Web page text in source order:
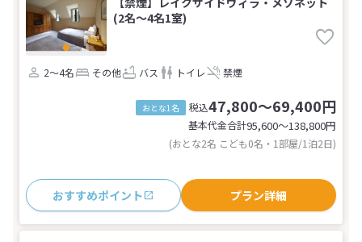
(2名～4名1室)
2～4名 その他 バス トイレ 禁煙
おとな1名 税込47,800～69,400円
基本代金合計95,600〜138,800円
(おとな2名 こども0名・1部屋/1泊2日)
おすすめポイント プラン詳細